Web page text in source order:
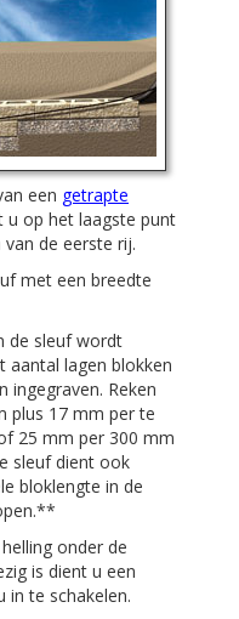
een getrapte
u op het laagste punt
de eerste rij.
met een breedte
de sleuf wordt
aantal lagen blokken
ingegraven. Reken
plus 17 mm per te
25 mm per 300 mm
sleuf dient ook
bloklengte in de
onder de
is dient u een
in te schakelen.